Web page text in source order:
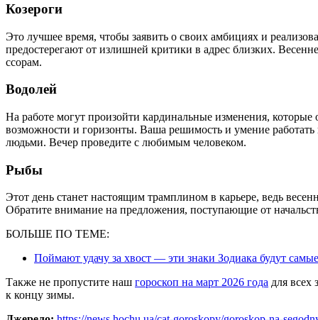
Козероги
Это лучшее время, чтобы заявить о своих амбициях и
предостерегают от излишней критики в адрес близких.
ссорам.
Водолей
На работе могут произойти кардинальные изменения,
возможности и горизонты. Ваша решимость и умение
людьми. Вечер проведите с любимым человеком.
Рыбы
Этот день станет настоящим трамплином в карьере, ведь
Обратите внимание на предложения, поступающие от
БОЛЬШЕ ПО ТЕМЕ:
Поймают удачу за хвост — эти знаки Зодиака будут
Также не пропустите наш гороскоп на март 2026 года для всех
к концу зимы.